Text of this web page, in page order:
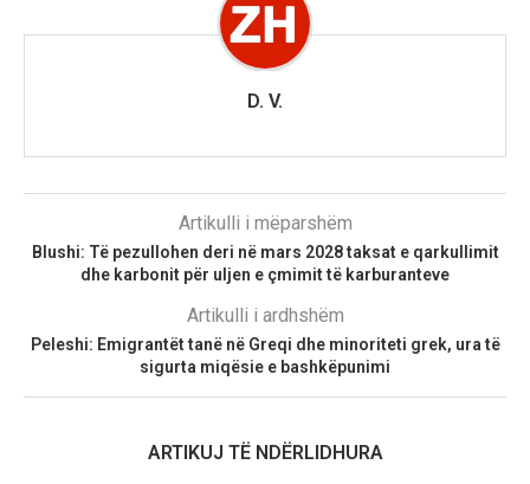
D. V.
Artikulli i mëparshëm
Blushi: Të pezullohen deri në mars 2028 taksat e qarkullimit
dhe karbonit për uljen e çmimit të karburanteve
Artikulli i ardhshëm
Peleshi: Emigrantët tanë në Greqi dhe minoriteti grek, ura të
sigurta miqësie e bashkëpunimi
ARTIKUJ TË NDËRLIDHURA